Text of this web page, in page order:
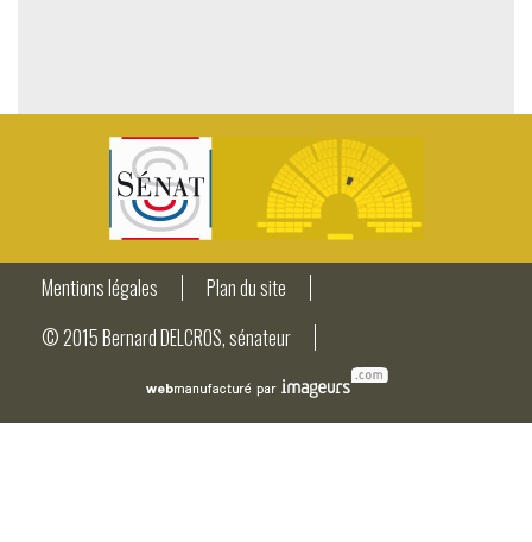
Mentions légales
Plan du site
© 2015 Bernard DELCROS, sénateur